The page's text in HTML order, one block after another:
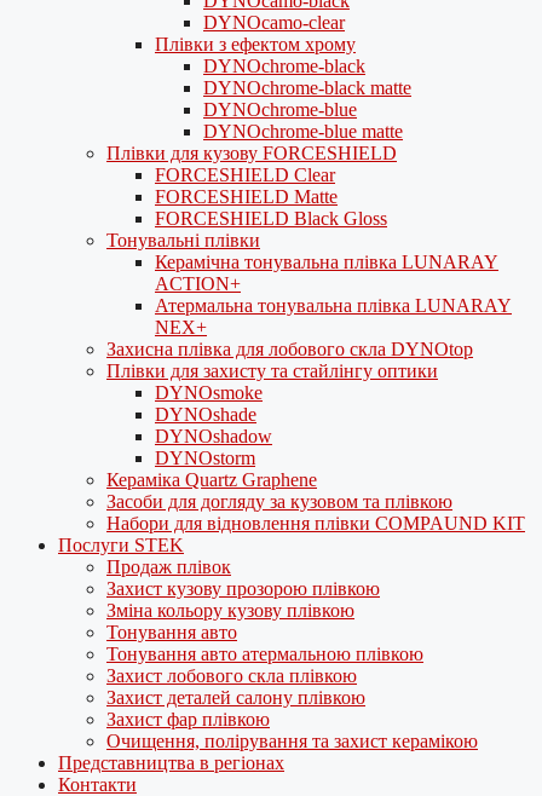
DYNOcamo-clear
Плівки з ефектом хрому
DYNOchrome-black
DYNOchrome-black matte
DYNOchrome-blue
DYNOchrome-blue matte
Плівки для кузову FORCESHIELD
FORCESHIELD Clear
FORCESHIELD Matte
FORCESHIELD Black Gloss
Тонувальні плівки
Керамічна тонувальна плівка LUNARAY
ACTION+
Атермальна тонувальна плівка LUNARAY
NEX+
Захисна плівка для лобового скла DYNOtop
Плівки для захисту та стайлінгу оптики
DYNOsmoke
DYNOshade
DYNOshadow
DYNOstorm
Кераміка Quartz Graphene
Засоби для догляду за кузовом та плівкою
Набори для відновлення плівки COMPAUND KIT
Послуги STEK
Продаж плівок
Захист кузову прозорою плівкою
Зміна кольору кузову плівкою
Тонування авто
Тонування авто атермальною плівкою
Захист лобового скла плівкою
Захист деталей салону плівкою
Захист фар плівкою
Очищення, полірування та захист керамікою
Представництва в регіонах
Контакти